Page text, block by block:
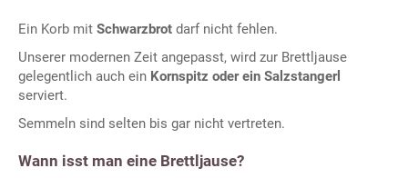
Ein Korb mit Schwarzbrot darf nicht fehlen.
Unserer modernen Zeit angepasst, wird zur Brettljause
gelegentlich auch ein Kornspitz oder ein Salzstangerl
serviert.
Semmeln sind selten bis gar nicht vertreten.
Wann isst man eine Brettljause?